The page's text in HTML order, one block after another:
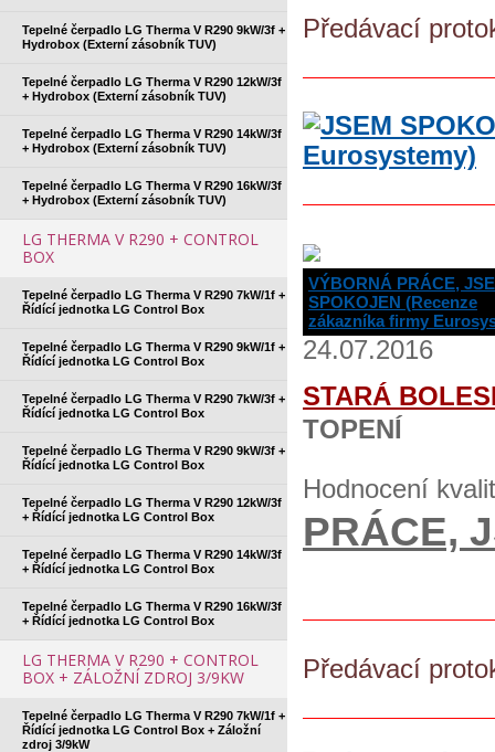
Tepelné čerpadlo LG Therma V R290 9kW/3f +
Hydrobox (Externí zásobník TUV)
Tepelné čerpadlo LG Therma V R290 12kW/3f
+ Hydrobox (Externí zásobník TUV)
Tepelné čerpadlo LG Therma V R290 14kW/3f
+ Hydrobox (Externí zásobník TUV)
Tepelné čerpadlo LG Therma V R290 16kW/3f
+ Hydrobox (Externí zásobník TUV)
LG THERMA V R290 + CONTROL
BOX
Tepelné čerpadlo LG Therma V R290 7kW/1f +
Řídící jednotka LG Control Box
Tepelné čerpadlo LG Therma V R290 9kW/1f +
Řídící jednotka LG Control Box
Tepelné čerpadlo LG Therma V R290 7kW/3f +
Řídící jednotka LG Control Box
Tepelné čerpadlo LG Therma V R290 9kW/3f +
Řídící jednotka LG Control Box
Tepelné čerpadlo LG Therma V R290 12kW/3f
+ Řídící jednotka LG Control Box
Tepelné čerpadlo LG Therma V R290 14kW/3f
+ Řídící jednotka LG Control Box
Tepelné čerpadlo LG Therma V R290 16kW/3f
+ Řídící jednotka LG Control Box
LG THERMA V R290 + CONTROL
BOX + ZÁLOŽNÍ ZDROJ 3/9KW
Tepelné čerpadlo LG Therma V R290 7kW/1f +
Řídící jednotka LG Control Box + Záložní
zdroj 3/9kW
Předávací
VÝBORNÁ PRÁCE,
SPOKOJEN (Recenze
zákazníka firmy
24.07.2016
STARÁ
TOPENÍ
Hodnocení
PRÁCE,
Předávací